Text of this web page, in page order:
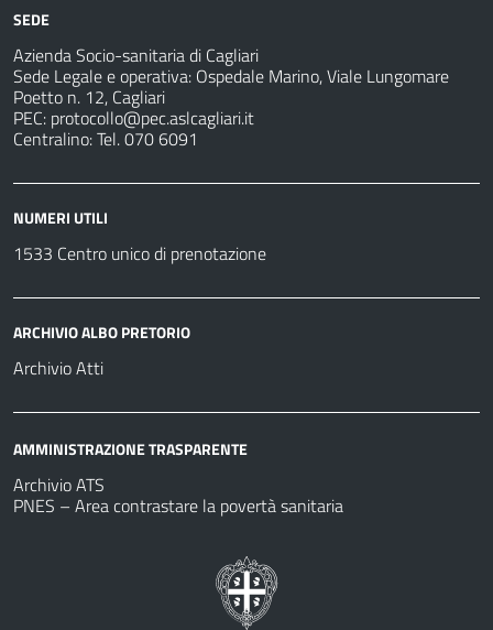
sanitarie
SEDE
Azienda Socio-sanitaria di Cagliari
Sede Legale e operativa: Ospedale Marino, Viale Lungomare
Poetto n. 12, Cagliari
PEC: protocollo@pec.aslcagliari.it
Centralino: Tel. 070 6091
NUMERI UTILI
1533 Centro unico di prenotazione
ARCHIVIO ALBO PRETORIO
Archivio Atti
AMMINISTRAZIONE TRASPARENTE
Archivio ATS
PNES – Area contrastare la povertà sanitaria